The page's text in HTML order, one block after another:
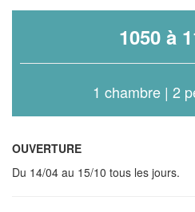
1050 à
1 chambre | 2
OUVERTURE
Du 14/04 au 15/10 tous les jours.